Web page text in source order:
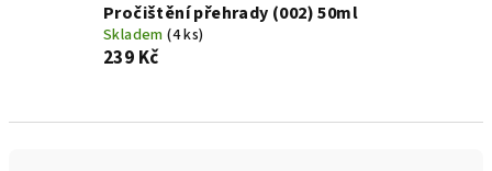
Pročištění přehrady (002) 50ml
Skladem(4 ks)
239 Kč